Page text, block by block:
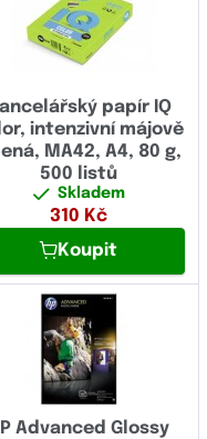
papír IQ
intenzivní májově
MA42, A4, 80 g,
500 listů
Skladem
310 Kč
Koupit
Advanced Glossy